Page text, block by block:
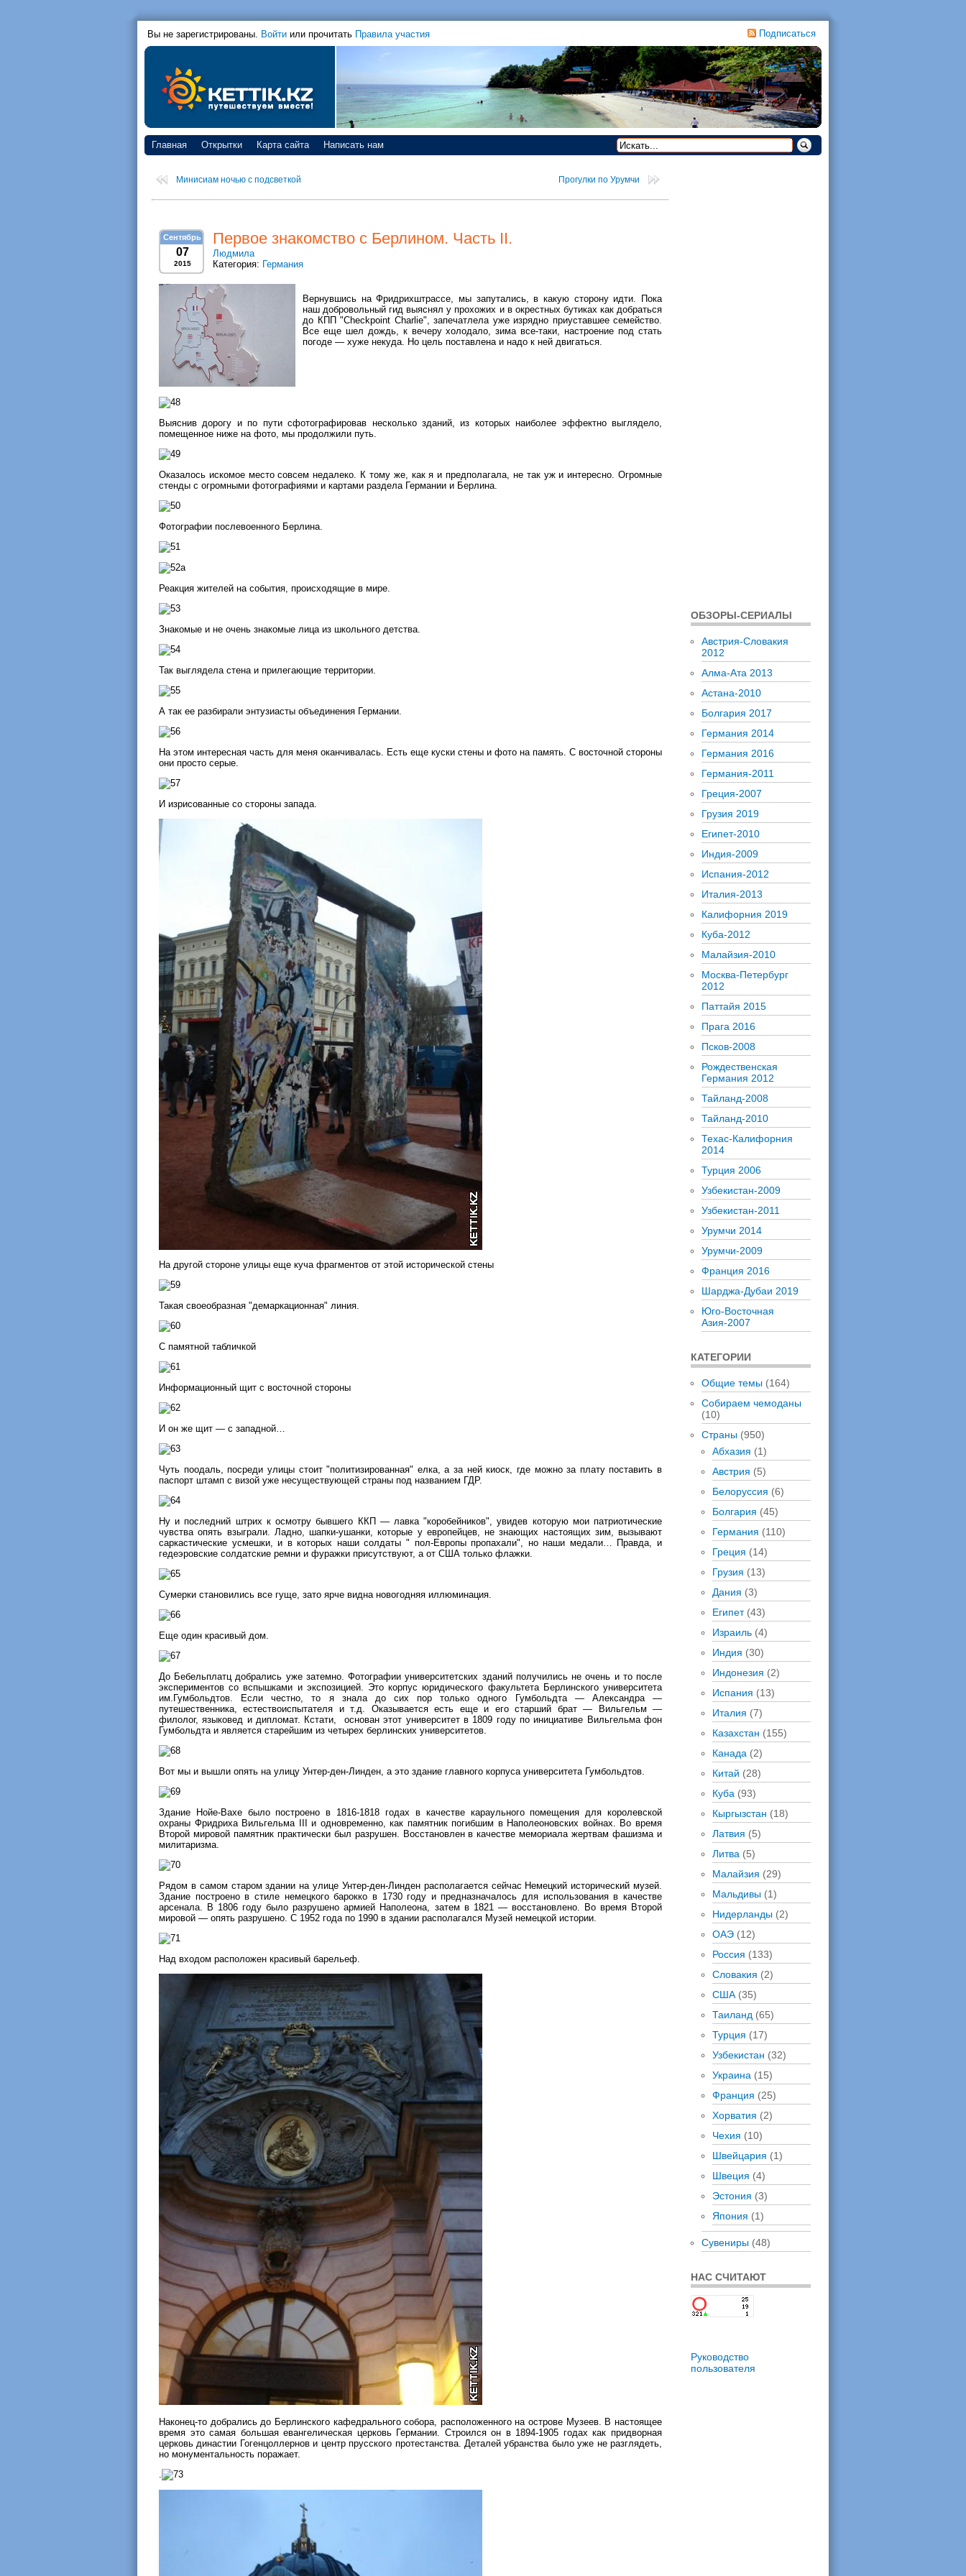
Вы не зарегистрированы. Войти или прочитать Правила участия Подписаться
Главная Открытки Карта сайта Написать нам
Минисиам ночью с подсветкой Прогулки по Урумчи
Сентябрь
07
2015
Первое знакомство с Берлином. Часть II.
Людмила
Категория: Германия
Вернувшись на Фридрихштрассе, мы запутались, в какую сторону идти. Пока
наш добровольный гид выяснял у прохожих и в окрестных бутиках как добраться
до КПП "Checkpoint Charlie", запечатлела уже изрядно приуставшее семейство.
Все еще шел дождь, к вечеру холодало, зима все-таки, настроение под стать
погоде — хуже некуда. Но цель поставлена и надо к ней двигаться.
Выяснив дорогу и по пути сфотографировав несколько зданий, из которых наиболее эффектно выглядело,
помещенное ниже на фото, мы продолжили путь.
Оказалось искомое место совсем недалеко. К тому же, как я и предполагала, не так уж и интересно. Огромные
стенды с огромными фотографиями и картами раздела Германии и Берлина.
Фотографии послевоенного Берлина.
Реакция жителей на события, происходящие в мире.
Знакомые и не очень знакомые лица из школьного детства.
Так выглядела стена и прилегающие территории.
А так ее разбирали энтузиасты объединения Германии.
На этом интересная часть для меня оканчивалась. Есть еще куски стены и фото на память. С восточной стороны
они просто серые.
И изрисованные со стороны запада.
На другой стороне улицы еще куча фрагментов от этой исторической стены
Такая своеобразная "демаркационная" линия.
С памятной табличкой
Информационный щит с восточной стороны
И он же щит — с западной…
Чуть поодаль, посреди улицы стоит "политизированная" елка, а за ней киоск, где можно за плату поставить в
паспорт штамп с визой уже несуществующей страны под названием ГДР.
Ну и последний штрих к осмотру бывшего ККП — лавка "коробейников", увидев которую мои патриотические
чувства опять взыграли. Ладно, шапки-ушанки, которые у европейцев, не знающих настоящих зим, вызывают
саркастические усмешки, и в которых наши солдаты " пол-Европы пропахали", но наши медали… Правда, и
гедеэровские солдатские ремни и фуражки присутствуют, а от США только флажки.
Сумерки становились все гуще, зато ярче видна новогодняя иллюминация.
Еще один красивый дом.
До Бебельплатц добрались уже затемно. Фотографии университетских зданий получились не очень и то после
экспериментов со вспышками и экспозицией. Это корпус юридического факультета Берлинского университета
им.Гумбольдтов. Если честно, то я знала до сих пор только одного Гумбольдта — Александра —
путешественника, естествоиспытателя и т.д. Оказывается есть еще и его старший брат — Вильгельм —
филолог, языковед и дипломат. Кстати, основан этот университет в 1809 году по инициативе Вильгельма фон
Гумбольдта и является старейшим из четырех берлинских университетов.
Вот мы и вышли опять на улицу Унтер-ден-Линден, а это здание главного корпуса университета Гумбольдтов.
Здание Нойе-Вахе было построено в 1816-1818 годах в качестве караульного помещения для королевской
охраны Фридриха Вильгельма III и одновременно, как памятник погибшим в Наполеоновских войнах. Во время
Второй мировой памятник практически был разрушен. Восстановлен в качестве мемориала жертвам фашизма и
милитаризма.
Рядом в самом старом здании на улице Унтер-ден-Линден располагается сейчас Немецкий исторический музей.
Здание построено в стиле немецкого барокко в 1730 году и предназначалось для использования в качестве
арсенала. В 1806 году было разрушено армией Наполеона, затем в 1821 — восстановлено. Во время Второй
мировой — опять разрушено. С 1952 года по 1990 в здании располагался Музей немецкой истории.
Над входом расположен красивый барельеф.
Наконец-то добрались до Берлинского кафедрального собора, расположенного на острове Музеев. В настоящее
время это самая большая евангелическая церковь Германии. Строился он в 1894-1905 годах как придворная
церковь династии Гогенцоллернов и центр прусского протестанства. Деталей убранства было уже не разглядеть,
но монументальность поражает.
ОБЗОРЫ-СЕРИАЛЫ
Австрия-Словакия
2012
Алма-Ата 2013
Астана-2010
Болгария 2017
Германия 2014
Германия 2016
Германия-2011
Греция-2007
Грузия 2019
Египет-2010
Индия-2009
Испания-2012
Италия-2013
Калифорния 2019
Куба-2012
Малайзия-2010
Москва-Петербург
2012
Паттайя 2015
Прага 2016
Псков-2008
Рождественская
Германия 2012
Тайланд-2008
Тайланд-2010
Техас-Калифорния
2014
Турция 2006
Узбекистан-2009
Узбекистан-2011
Урумчи 2014
Урумчи-2009
Франция 2016
Шарджа-Дубаи 2019
Юго-Восточная
Азия-2007
КАТЕГОРИИ
Общие темы (164)
Собираем чемоданы
(10)
Страны (950)
Абхазия (1)
Австрия (5)
Белоруссия (6)
Болгария (45)
Германия (110)
Греция (14)
Грузия (13)
Дания (3)
Египет(43)
Израиль (4)
Индия (30)
Индонезия (2)
Испания (13)
Италия (7)
Казахстан (155)
Канада (2)
Китай (28)
Куба (93)
Кыргызстан (18)
Латвия (5)
Литва (5)
Малайзия (29)
Мальдивы (1)
Нидерланды (2)
ОАЭ (12)
Россия (133)
Словакия (2)
США (35)
Таиланд (65)
Турция (17)
Узбекистан (32)
Украина (15)
Франция (25)
Хорватия (2)
Чехия (10)
Швейцария (1)
Швеция (4)
Эстония (3)
Япония (1)
Сувениры (48)
НАС СЧИТАЮТ
Руководство
пользователя